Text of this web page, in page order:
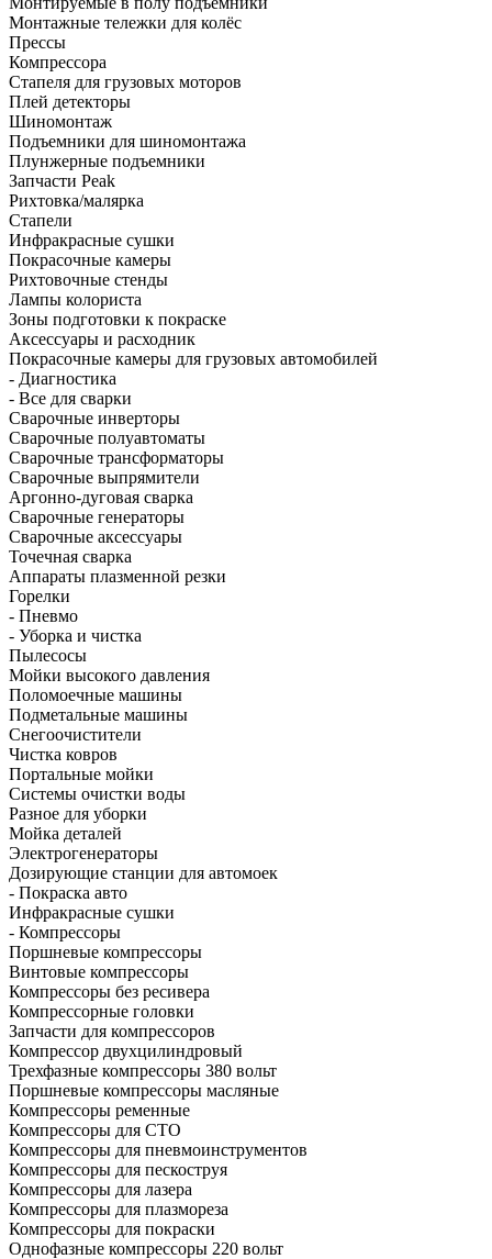
Монтажные тележки для колёс
Прессы
Компрессора
Стапеля для грузовых моторов
Плей детекторы
Шиномонтаж
Подъемники для шиномонтажа
Плунжерные подъемники
Запчасти Peak
Рихтовка/малярка
Стапели
Инфракрасные сушки
Покрасочные камеры
Рихтовочные стенды
Лампы колориста
Зоны подготовки к покраске
Аксессуары и расходник
Покрасочные камеры для грузовых автомобилей
- Диагностика
- Все для сварки
Сварочные инверторы
Сварочные полуавтоматы
Сварочные трансформаторы
Сварочные выпрямители
Аргонно-дуговая сварка
Сварочные генераторы
Сварочные аксессуары
Точечная сварка
Аппараты плазменной резки
Горелки
- Пневмо
- Уборка и чистка
Пылесосы
Мойки высокого давления
Поломоечные машины
Подметальные машины
Снегоочистители
Чистка ковров
Портальные мойки
Системы очистки воды
Разное для уборки
Мойка деталей
Электрогенераторы
Дозирующие станции для автомоек
- Покраска авто
Инфракрасные сушки
- Компрессоры
Поршневые компрессоры
Винтовые компрессоры
Компрессоры без ресивера
Компрессорные головки
Запчасти для компрессоров
Компрессор двухцилиндровый
Трехфазные компрессоры 380 вольт
Поршневые компрессоры масляные
Компрессоры ременные
Компрессоры для СТО
Компрессоры для пневмоинструментов
Компрессоры для пескоструя
Компрессоры для лазера
Компрессоры для плазмореза
Компрессоры для покраски
Однофазные компрессоры 220 вольт